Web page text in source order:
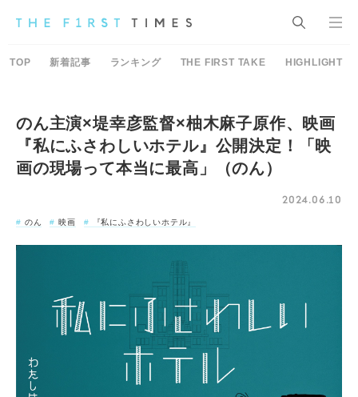
TOP 新着記事 ランキング THE FIRST TAKE HIGHLIGHT
のん主演×堤幸彦監督×柚木麻子原作、映画
『私にふさわしいホテル』公開決定！「映
画の現場って本当に最高」（のん）
2024.06.10
のん 映画 『私にふさわしいホテル』